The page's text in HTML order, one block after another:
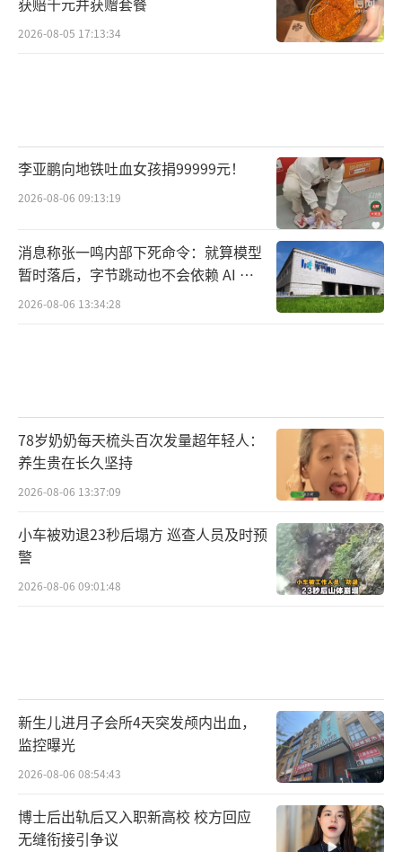
2026-08-05 17:13:34
李亚鹏向地铁吐血女孩捐99999元！
2026-08-06 09:13:19
消息称张一鸣内部下死命令：就算模型
暂时落后，字节跳动也不会依赖 AI 蒸
馏技术
2026-08-06 13:34:28
78岁奶奶每天梳头百次发量超年轻人：
养生贵在长久坚持
2026-08-06 13:37:09
小车被劝退23秒后塌方 巡查人员及时预
警
2026-08-06 09:01:48
新生儿进月子会所4天突发颅内出血，
监控曝光
2026-08-06 08:54:43
博士后出轨后又入职新高校 校方回应
无缝衔接引争议